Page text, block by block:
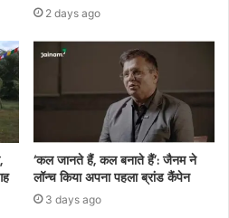
2 days ago
‘कल जानते हैं, कल बनाते हैं’: जैनम ने
लॉन्च किया अपना पहला ब्रांड कैंपेन
3 days ago